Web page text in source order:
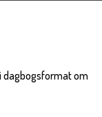
dagbogsformat om